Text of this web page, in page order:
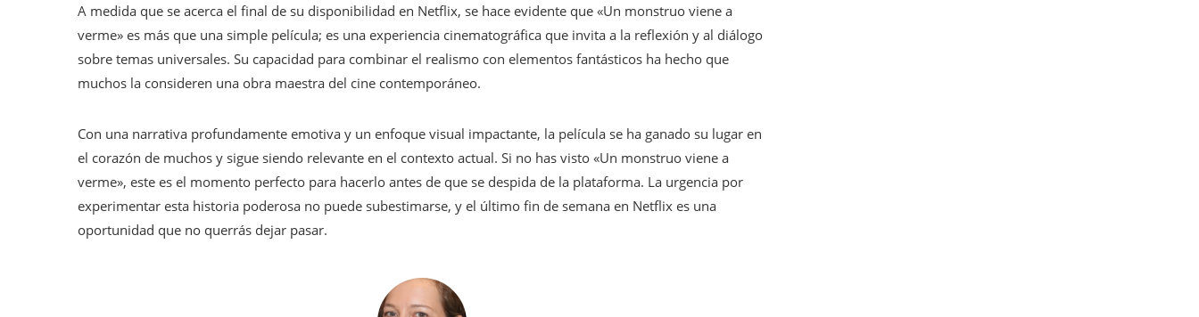
A medida que se acerca el final de su disponibilidad en Netflix, se hace evidente que «Un monstruo viene a
verme» es más que una simple película; es una experiencia cinematográfica que invita a la reflexión y al diálogo
sobre temas universales. Su capacidad para combinar el realismo con elementos fantásticos ha hecho que
muchos la consideren una obra maestra del cine contemporáneo.
Con una narrativa profundamente emotiva y un enfoque visual impactante, la película se ha ganado su lugar en
el corazón de muchos y sigue siendo relevante en el contexto actual. Si no has visto «Un monstruo viene a
verme», este es el momento perfecto para hacerlo antes de que se despida de la plataforma. La urgencia por
experimentar esta historia poderosa no puede subestimarse, y el último fin de semana en Netflix es una
oportunidad que no querrás dejar pasar.